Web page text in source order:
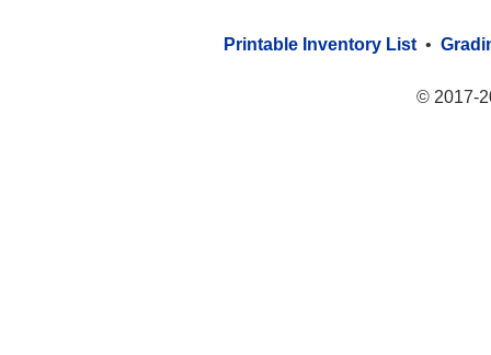
Printable Inventory List •
© 2017-